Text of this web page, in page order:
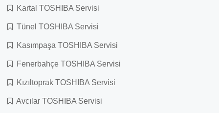
Kartal TOSHIBA Servisi
Tünel TOSHIBA Servisi
Kasımpaşa TOSHIBA Servisi
Fenerbahçe TOSHIBA Servisi
Kızıltoprak TOSHIBA Servisi
Avcılar TOSHIBA Servisi